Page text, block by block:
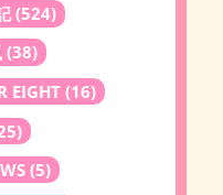
(524)
(38)
EIGHT(16)
(5)